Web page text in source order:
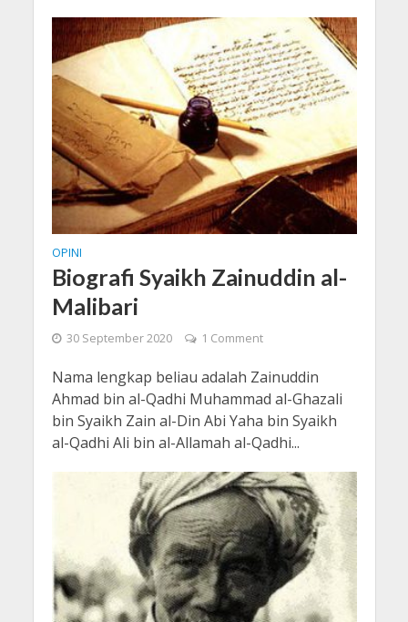
OPINI
Biografi Syaikh Zainuddin al-
Malibari
30 September 2020 1 Comment
Nama lengkap beliau adalah Zainuddin
Ahmad bin al-Qadhi Muhammad al-Ghazali
bin Syaikh Zain al-Din Abi Yaha bin Syaikh
al-Qadhi Ali bin al-Allamah al-Qadhi...